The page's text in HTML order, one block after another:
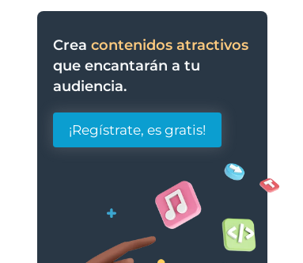
Crea contenidos atractivos
que encantarán a tu
audiencia.
¡Regístrate, es gratis!